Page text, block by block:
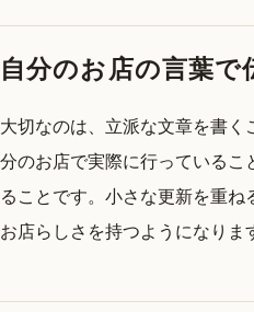
自分のお店の言葉で
大切なのは、立派な文章を書く
分のお店で実際に行っているこ
ることです。小さな更新を重
お店らしさを持つようになりま